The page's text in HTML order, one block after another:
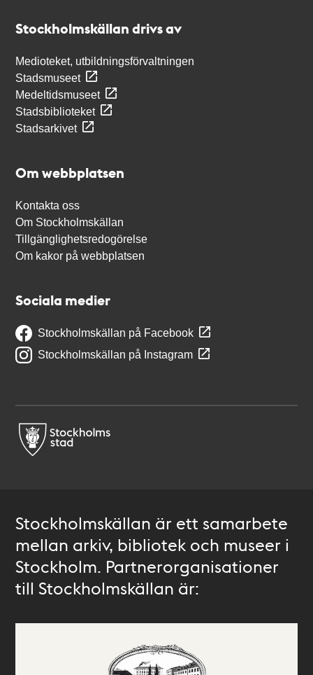
Stockholmskällan drivs av
Medioteket, utbildningsförvaltningen
Stadsmuseet
Medeltidsmuseet
Stadsbiblioteket
Stadsarkivet
Om webbplatsen
Kontakta oss
Om Stockholmskällan
Tillgänglighetsredogörelse
Om kakor på webbplatsen
Sociala medier
Stockholmskällan på Facebook
Stockholmskällan på Instagram
Stockholmskällan är ett samarbete
mellan arkiv, bibliotek och museer i
Stockholm. Partnerorganisationer
till Stockholmskällan är: